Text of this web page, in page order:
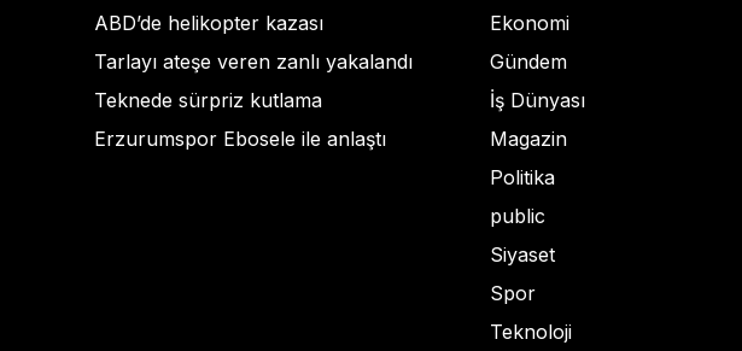
ABD’de helikopter kazası
Tarlayı ateşe veren zanlı yakalandı
Teknede sürpriz kutlama
Erzurumspor Ebosele ile anlaştı
Ekonomi
Gündem
İş Dünyası
Magazin
Politika
public
Siyaset
Spor
Teknoloji